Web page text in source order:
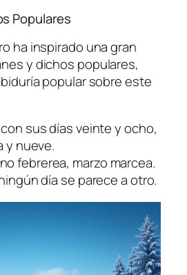
Populares
ha inspirado una gran
y dichos populares,
popular sobre este
sus días veinte y ocho,
y nueve.
febrerea, marzo marcea.
día se parece a otro.